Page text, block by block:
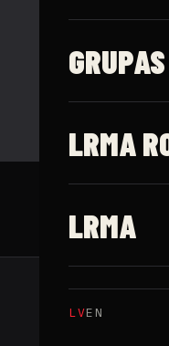
GRUPAS
LRMA
LRMA
LVEN